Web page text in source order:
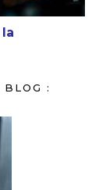
BLOG :